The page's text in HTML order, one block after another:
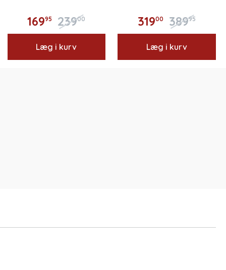
16995 23900
Læg i kurv
31900 38995
Læg i kurv